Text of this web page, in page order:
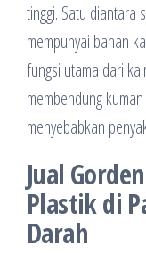
tinggi. Satu diantara
mempunyai bahan
fungsi utama dari
membendung
menyebabkan
Jual
Plastik di
Darah